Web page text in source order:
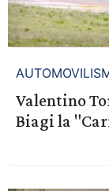
Valentino
Biagi la